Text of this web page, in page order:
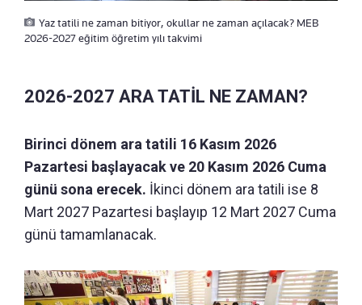
Yaz tatili ne zaman bitiyor, okullar ne zaman açılacak? MEB
2026-2027 eğitim öğretim yılı takvimi
2026-2027 ARA TATİL NE ZAMAN?
Birinci dönem ara tatili 16 Kasım 2026
Pazartesi başlayacak ve 20 Kasım 2026 Cuma
günü sona erecek. İkinci dönem ara tatili ise 8
Mart 2027 Pazartesi başlayıp 12 Mart 2027 Cuma
günü tamamlanacak.